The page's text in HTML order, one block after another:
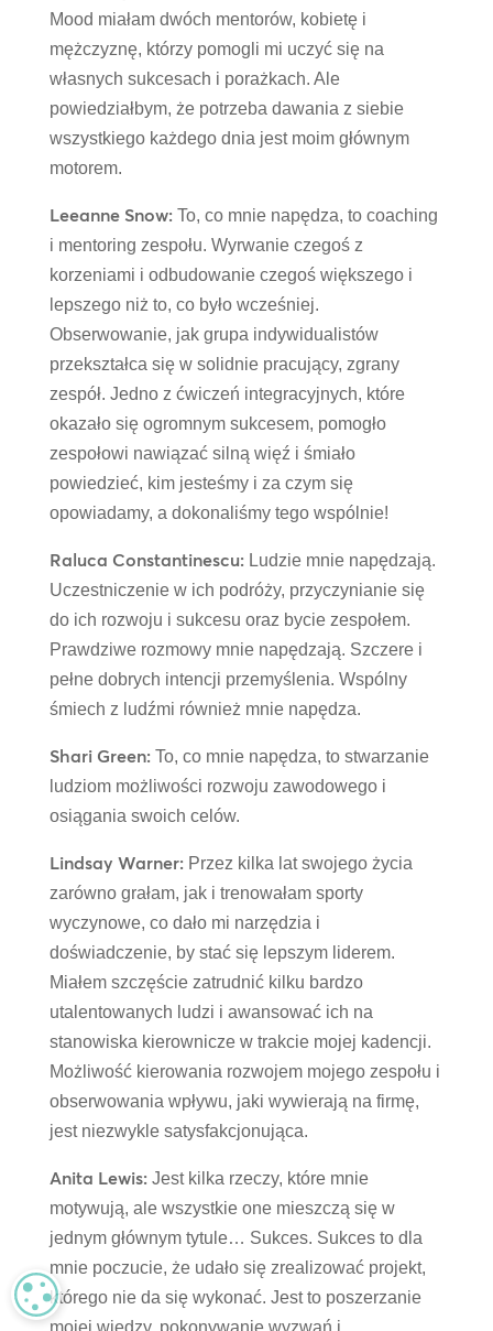
Mood miałam dwóch mentorów, kobietę i
mężczyznę, którzy pomogli mi uczyć się na
własnych sukcesach i porażkach. Ale
powiedziałbym, że potrzeba dawania z siebie
wszystkiego każdego dnia jest moim głównym
motorem.
Leeanne Snow:To, co mnie napędza, to coaching
i mentoring zespołu. Wyrwanie czegoś z
korzeniami i odbudowanie czegoś większego i
lepszego niż to, co było wcześniej.
Obserwowanie, jak grupa indywidualistów
przekształca się w solidnie pracujący, zgrany
zespół. Jedno z ćwiczeń integracyjnych, które
okazało się ogromnym sukcesem, pomogło
zespołowi nawiązać silną więź i śmiało
powiedzieć, kim jesteśmy i za czym się
opowiadamy, a dokonaliśmy tego wspólnie!
Raluca Constantinescu:Ludzie mnie napędzają.
Uczestniczenie w ich podróży, przyczynianie się
do ich rozwoju i sukcesu oraz bycie zespołem.
Prawdziwe rozmowy mnie napędzają. Szczere i
pełne dobrych intencji przemyślenia. Wspólny
śmiech z ludźmi również mnie napędza.
Shari Green:To, co mnie napędza, to stwarzanie
ludziom możliwości rozwoju zawodowego i
osiągania swoich celów.
Lindsay Warner:Przez kilka lat swojego życia
zarówno grałam, jak i trenowałam sporty
wyczynowe, co dało mi narzędzia i
doświadczenie, by stać się lepszym liderem.
Miałem szczęście zatrudnić kilku bardzo
utalentowanych ludzi i awansować ich na
stanowiska kierownicze w trakcie mojej kadencji.
Możliwość kierowania rozwojem mojego zespołu i
obserwowania wpływu, jaki wywierają na firmę,
jest niezwykle satysfakcjonująca.
Anita Lewis:Jest kilka rzeczy, które mnie
motywują, ale wszystkie one mieszczą się w
jednym głównym tytule… Sukces. Sukces to dla
mnie poczucie, że udało się zrealizować projekt,
którego nie da się wykonać. Jest to poszerzanie
mojej wiedzy, pokonywanie wyzwań i
MANAGE PRIVACY